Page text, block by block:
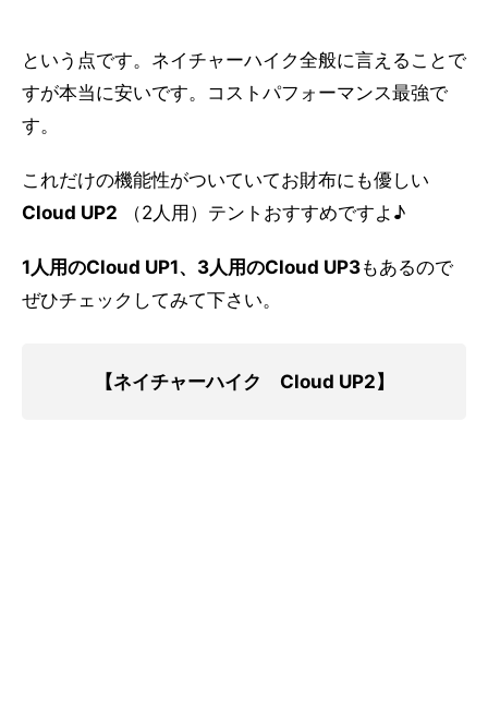
という点です。ネイチャーハイク全般に言えることで
すが本当に安いです。コストパフォーマンス最強で
す。
これだけの機能性がついていてお財布にも優しい
Cloud UP2 （2人用）テントおすすめですよ♪
1人用のCloud UP1、3人用のCloud UP3もあるので
ぜひチェックしてみて下さい。
【ネイチャーハイク Cloud UP2】